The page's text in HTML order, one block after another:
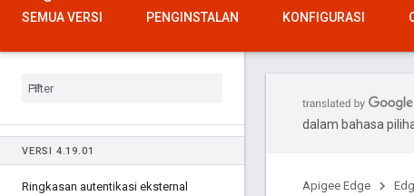
SEMUA VERSI PENGINSTALAN KONFIGURASI
VERSI 4.19.01
Ringkasan autentikasi eksternal
dalam bahasa
Apigee Edge